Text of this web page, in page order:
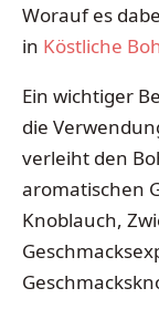
Worauf es
in Köstliche
Ein wichtiger
die
verleiht den
aromatischen
Knoblauch,